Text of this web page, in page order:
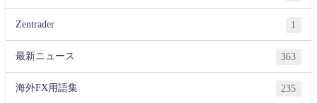
Zentrader 1
最新ニュース 363
海外FX用語集 235